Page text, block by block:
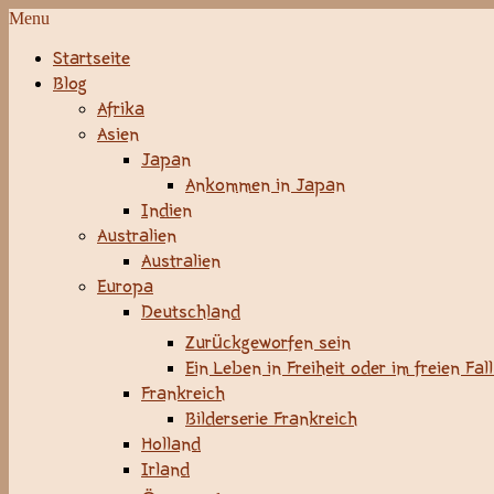
Menu
Startseite
Blog
Afrika
Asien
Japan
Ankommen in Japan
Indien
Australien
Australien
Europa
Deutschland
Zurückgeworfen sein
Ein Leben in Freiheit oder im freien
Frankreich
Bilderserie Frankreich
Holland
Irland